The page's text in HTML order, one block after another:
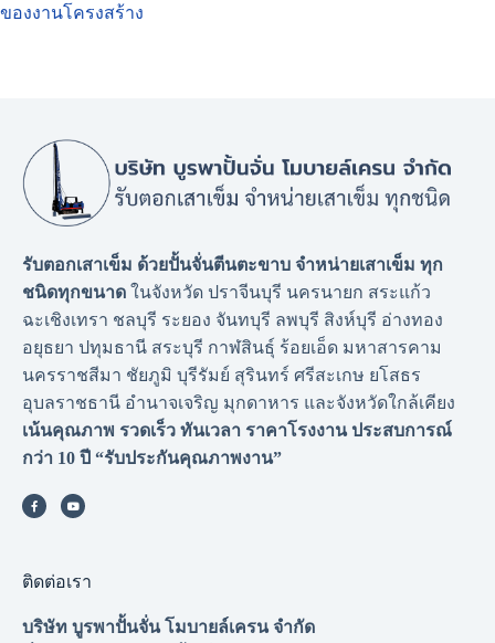
ของงานโครงสร้าง
รับตอกเสาเข็ม ด้วยปั้นจั่นตีนตะขาบ จำหน่ายเสาเข็ม ทุก
ชนิดทุกขนาด ในจังหวัด ปราจีนบุรี นครนายก สระแก้ว
ฉะเชิงเทรา ชลบุรี ระยอง จันทบุรี ลพบุรี สิงห์บุรี อ่างทอง
อยุธยา ปทุมธานี สระบุรี กาฬสินธุ์ ร้อยเอ็ด มหาสารคาม
นครราชสีมา ชัยภูมิ บุรีรัมย์ สุรินทร์ ศรีสะเกษ ยโสธร
อุบลราชธานี อำนาจเจริญ มุกดาหาร และจังหวัดใกล้เคียง
เน้นคุณภาพ รวดเร็ว ทันเวลา ราคาโรงงาน ประสบการณ์
กว่า 10 ปี “รับประกันคุณภาพงาน”
ติดต่อเรา
บริษัท บูรพาปั้นจั่น โมบายล์เครน จำกัด